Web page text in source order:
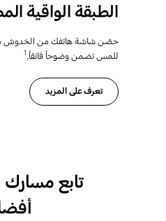
الطبقة الواقية
حصّن شاشة هاتفك من الخدوش
للمس تضمن وضوحاً فائقاً. 1
تعرف على المزيد
تابع